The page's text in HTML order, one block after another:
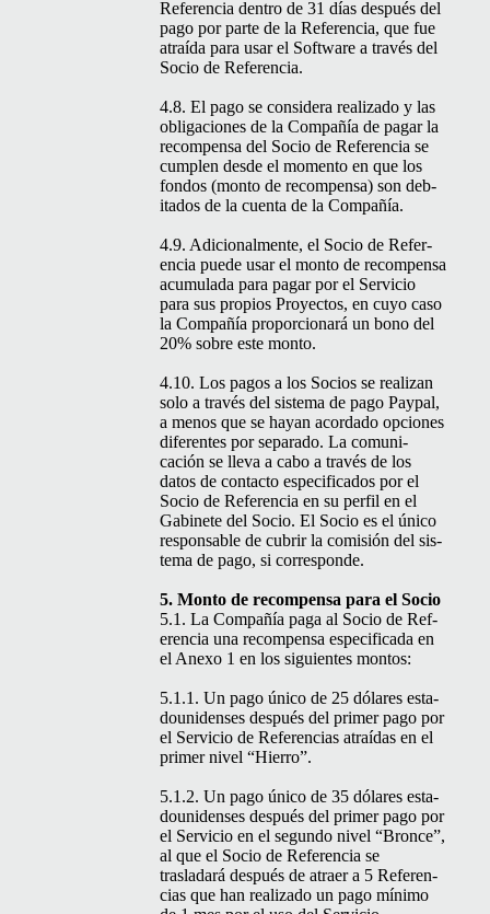
Ref­er­en­cia den­tro de 31 días después del
pago por parte de la Ref­er­en­cia, que fue
atraí­da para usar el Soft­ware a través del
Socio de Referencia.
4.8. El pago se con­sid­era real­iza­do y las
obliga­ciones de la Com­pañía de pagar la
rec­om­pen­sa del Socio de Ref­er­en­cia se
cumplen des­de el momen­to en que los
fon­dos (mon­to de rec­om­pen­sa) son deb­
ita­dos de la cuen­ta de la Compañía.
4.9. Adi­cional­mente, el Socio de Ref­er­
en­cia puede usar el mon­to de rec­om­pen­sa
acu­mu­la­da para pagar por el Ser­vi­cio
para sus pro­pios Proyec­tos, en cuyo caso
la Com­pañía pro­por­cionará un bono del
20% sobre este monto.
4.10. Los pagos a los Socios se real­izan
solo a través del sis­tema de pago Pay­pal,
a menos que se hayan acor­da­do opciones
difer­entes por sep­a­ra­do. La comu­ni­
cación se lle­va a cabo a través de los
datos de con­tac­to especi­fi­ca­dos por el
Socio de Ref­er­en­cia en su per­fil en el
Gabi­nete del Socio. El Socio es el úni­co
respon­s­able de cubrir la comisión del sis­
tema de pago, si corresponde.
5. Mon­to de rec­om­pen­sa para el Socio
5.1. La Com­pañía paga al Socio de Ref­
er­en­cia una rec­om­pen­sa especi­fi­ca­da en
el Anexo 1 en los sigu­ientes montos:
5.1.1. Un pago úni­co de 25 dólares esta­
dounidens­es después del primer pago por
el Ser­vi­cio de Ref­er­en­cias atraí­das en el
primer niv­el “Hier­ro”.
5.1.2. Un pago úni­co de 35 dólares esta­
dounidens­es después del primer pago por
el Ser­vi­cio en el segun­do niv­el “Bronce”,
al que el Socio de Ref­er­en­cia se
trasladará después de atraer a 5 Ref­er­en­
cias que han real­iza­do un pago mín­i­mo